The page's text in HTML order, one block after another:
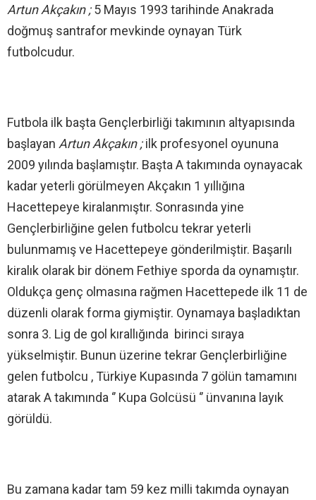
Artun Akçakın ;5 Mayıs 1993 tarihinde Anakrada
doğmuş santrafor mevkinde oynayan Türk
futbolcudur.
Futbola ilk başta Gençlerbirliği takımının altyapısında
başlayan Artun Akçakın ;ilk profesyonel oyununa
2009 yılında başlamıştır. Başta A takımında oynayacak
kadar yeterli görülmeyen Akçakın 1 yıllığına
Hacettepeye kiralanmıştır. Sonrasında yine
Gençlerbirliğine gelen futbolcu tekrar yeterli
bulunmamış ve Hacettepeye gönderilmiştir. Başarılı
kiralık olarak bir dönem Fethiye sporda da oynamıştır.
Oldukça genç olmasına rağmen Hacettepede ilk 11 de
düzenli olarak forma giymiştir. Oynamaya başladıktan
sonra 3. Lig de gol kırallığında birinci sıraya
yükselmiştir. Bunun üzerine tekrar Gençlerbirliğine
gelen futbolcu , Türkiye Kupasında 7 gölün tamamını
atarak A takımında ‘’ Kupa Golcüsü ‘’ ünvanına layık
görüldü.
Bu zamana kadar tam 59 kez milli takımda oynayan